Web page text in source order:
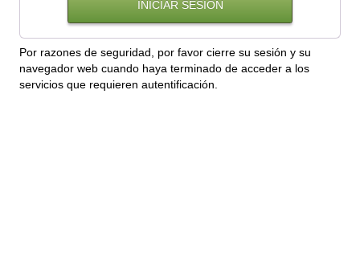
Por razones de seguridad, por favor cierre su sesión y su
navegador web cuando haya terminado de acceder a los
servicios que requieren autentificación.